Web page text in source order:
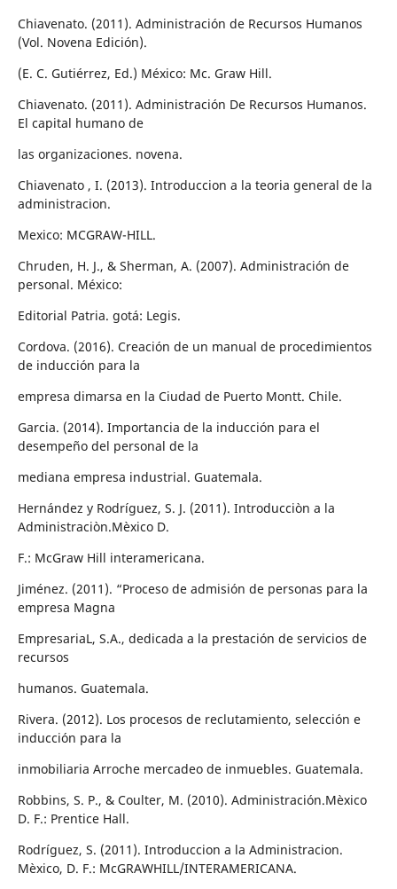
Chiavenato. (2011). Administración de Recursos Humanos
(Vol. Novena Edición).
(E. C. Gutiérrez, Ed.) México: Mc. Graw Hill.
Chiavenato. (2011). Administración De Recursos Humanos.
El capital humano de
las organizaciones. novena.
Chiavenato , I. (2013). Introduccion a la teoria general de la
administracion.
Mexico: MCGRAW-HILL.
Chruden, H. J., & Sherman, A. (2007). Administración de
personal. México:
Editorial Patria. gotá: Legis.
Cordova. (2016). Creación de un manual de procedimientos
de inducción para la
empresa dimarsa en la Ciudad de Puerto Montt. Chile.
Garcia. (2014). Importancia de la inducción para el
desempeño del personal de la
mediana empresa industrial. Guatemala.
Hernández y Rodríguez, S. J. (2011). Introducciòn a la
Administraciòn.Mèxico D.
F.: McGraw Hill interamericana.
Jiménez. (2011). “Proceso de admisión de personas para la
empresa Magna
EmpresariaL, S.A., dedicada a la prestación de servicios de
recursos
humanos. Guatemala.
Rivera. (2012). Los procesos de reclutamiento, selección e
inducción para la
inmobiliaria Arroche mercadeo de inmuebles. Guatemala.
Robbins, S. P., & Coulter, M. (2010). Administración.Mèxico
D. F.: Prentice Hall.
Rodríguez, S. (2011). Introduccion a la Administracion.
Mèxico, D. F.: McGRAWHILL/INTERAMERICANA.